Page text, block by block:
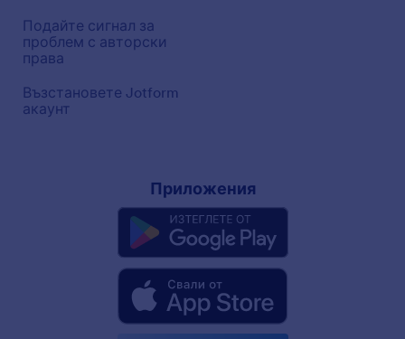
Подайте сигнал за
проблем с авторски
права
Възстановете Jotform
акаунт
Приложения